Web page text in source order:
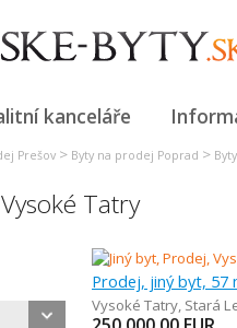
kanceláře
Prešov > Byty na prodej Poprad >
Tatry
Prodej, jiný byt, 57
Vysoké Tatry, Stará